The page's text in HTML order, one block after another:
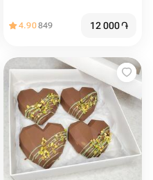
4.90849 12 000֏